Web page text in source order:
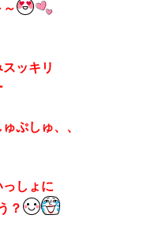
～
ッキリ
ぷしゅ、、
しょに
？